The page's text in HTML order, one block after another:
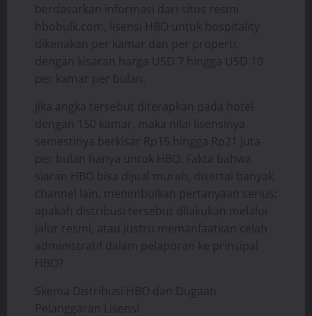
berdasarkan informasi dari situs resmi
hbobulk.com, lisensi HBO untuk hospitality
dikenakan per kamar dan per properti,
dengan kisaran harga USD 7 hingga USD 10
per kamar per bulan.
Jika angka tersebut diterapkan pada hotel
dengan 150 kamar, maka nilai lisensinya
semestinya berkisar Rp15 hingga Rp21 juta
per bulan hanya untuk HBO. Fakta bahwa
siaran HBO bisa dijual murah, disertai banyak
channel lain, menimbulkan pertanyaan serius:
apakah distribusi tersebut dilakukan melalui
jalur resmi, atau justru memanfaatkan celah
administratif dalam pelaporan ke prinsipal
HBO?
Skema Distribusi HBO dan Dugaan
Pelanggaran Lisensi